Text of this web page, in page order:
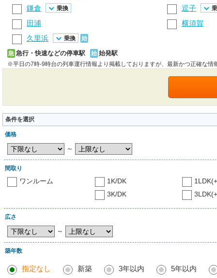
鎌倉 乗換 逗子
田浦
横須賀
久里浜
乗換 始
急 急行・快速などの停車駅 始 始発駅
※平日の7時-9時台の列車運行情報より掲載しておりますが、最新かつ正確な情
条件を選択
価格
～
間取り
ワンルーム 1K/DK
3K/DK
広さ
～
築年数
指定なし 新築 3年以内
5年以内